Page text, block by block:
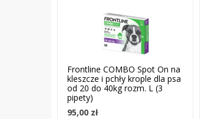
Frontline COMBO Spot On na
kleszcze i pchły krople dla psa
od 20 do 40kg rozm. L (3
pipety)
95,00 zł